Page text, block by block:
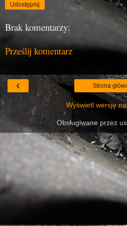
Udostępnij
Brak komentarzy:
Prześlij komentarz
‹ Strona
Wyświetl wersję
Obsługiwane przez